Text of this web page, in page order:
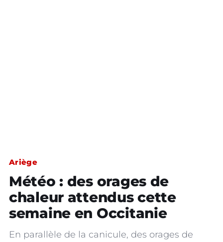
Ariège
Météo : des orages de
chaleur attendus cette
semaine en Occitanie
En parallèle de la canicule, des orages de